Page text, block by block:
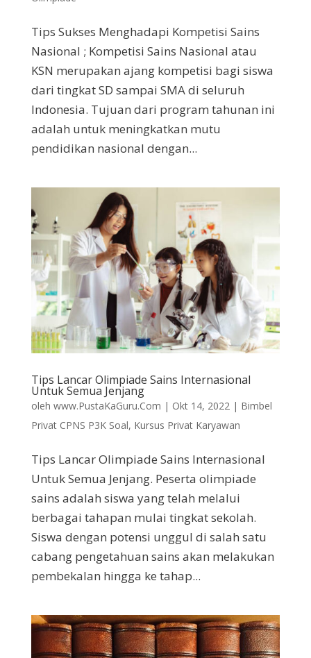
Tips Sukses Menghadapi Kompetisi Sains
Nasional ; Kompetisi Sains Nasional atau
KSN merupakan ajang kompetisi bagi siswa
dari tingkat SD sampai SMA di seluruh
Indonesia. Tujuan dari program tahunan ini
adalah untuk meningkatkan mutu
pendidikan nasional dengan...
Tips Lancar Olimpiade Sains Internasional
Untuk Semua Jenjang
oleh www.PustaKaGuru.Com | Okt 14, 2022 | Bimbel
Privat CPNS P3K Soal, Kursus Privat Karyawan
Tips Lancar Olimpiade Sains Internasional
Untuk Semua Jenjang. Peserta olimpiade
sains adalah siswa yang telah melalui
berbagai tahapan mulai tingkat sekolah.
Siswa dengan potensi unggul di salah satu
cabang pengetahuan sains akan melakukan
pembekalan hingga ke tahap...